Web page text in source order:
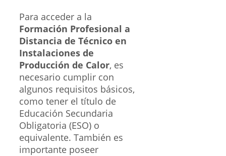
Para acceder a la
Formación Profesional a
Distancia de Técnico en
Instalaciones de
Producción de Calor, es
necesario cumplir con
algunos requisitos básicos,
como tener el título de
Educación Secundaria
Obligatoria (ESO) o
equivalente. También es
importante poseer